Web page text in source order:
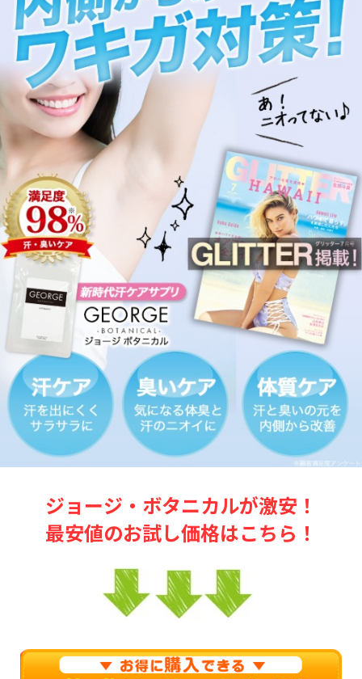
ジョージ・ボタニカルが激安！
最安値のお試し価格はこちら！